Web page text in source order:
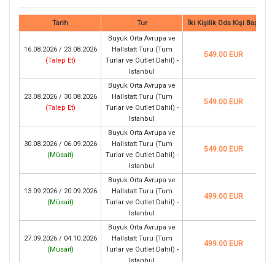
Tarih Tur İki Kişilik Oda Kişi Başı
16.08.2026 / 23.08.2026
(Talep Et)
Buyuk Orta Avrupa ve
Hallstatt Turu (Tum
Turlar ve Outlet Dahil) -
Istanbul
549.00 EUR
23.08.2026 / 30.08.2026
(Talep Et)
Buyuk Orta Avrupa ve
Hallstatt Turu (Tum
Turlar ve Outlet Dahil) -
Istanbul
549.00 EUR
30.08.2026 / 06.09.2026
(Müsait)
Buyuk Orta Avrupa ve
Hallstatt Turu (Tum
Turlar ve Outlet Dahil) -
Istanbul
549.00 EUR
13.09.2026 / 20.09.2026
(Müsait)
Buyuk Orta Avrupa ve
Hallstatt Turu (Tum
Turlar ve Outlet Dahil) -
Istanbul
499.00 EUR
27.09.2026 / 04.10.2026
(Müsait)
Buyuk Orta Avrupa ve
Hallstatt Turu (Tum
Turlar ve Outlet Dahil) -
499.00 EUR